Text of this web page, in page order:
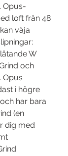
Opus-
loft från 48
väja
W
och
Opus
i högre
har bara
(en
dig med